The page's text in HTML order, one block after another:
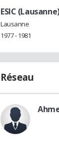
ESIC
Lausanne
1977 - 1981
Réseau